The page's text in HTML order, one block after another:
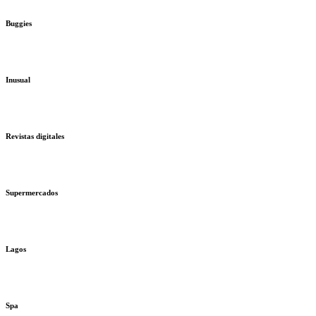
Buggies
Inusual
Revistas digitales
Supermercados
Lagos
Spa